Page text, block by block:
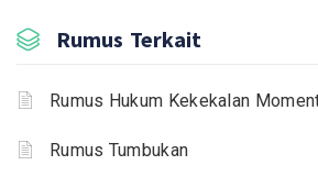
Rumus Terkait
Rumus Hukum Kekekalan
Rumus Tumbukan